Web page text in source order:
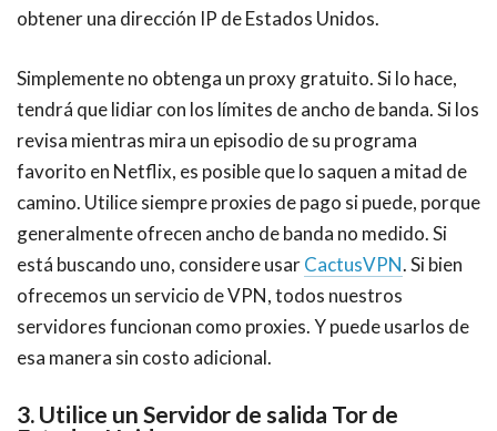
obtener una dirección IP deEstados Unidos.
Simplemente no obtenga un proxy gratuito. Si lo hace,
tendrá que lidiar con los límites de ancho de banda. Si los
revisa mientras mira un episodio de su programa
favorito en Netflix, es posible que lo saquen a mitad de
camino. Utilice siempre proxies de pago si puede, porque
generalmente ofrecen ancho de banda no medido. Si
está buscando uno, considere usarCactusVPN. Si bien
ofrecemos un servicio de VPN, todos nuestros
servidores funcionan como proxies. Y puede usarlos de
esa manera sin costo adicional.
3. Utilice un Servidor de salida Tor de